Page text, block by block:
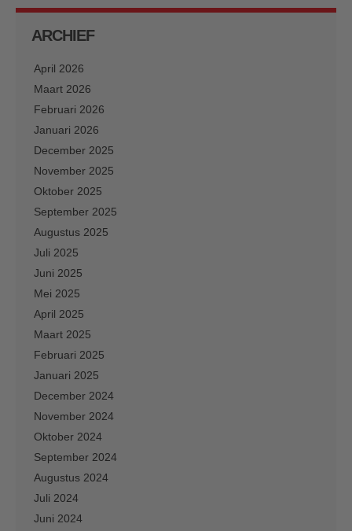
ARCHIEF
April 2026
Maart 2026
Februari 2026
Januari 2026
December 2025
November 2025
Oktober 2025
September 2025
Augustus 2025
Juli 2025
Juni 2025
Mei 2025
April 2025
Maart 2025
Februari 2025
Januari 2025
December 2024
November 2024
Oktober 2024
September 2024
Augustus 2024
Juli 2024
Juni 2024